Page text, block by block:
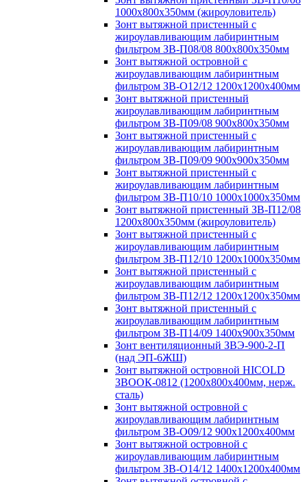
1000х800х350мм (жироуловитель)
Зонт вытяжной пристенный с
жироулавливающим лабиринтным
фильтром ЗВ-П08/08 800х800х350мм
Зонт вытяжной островной с
жироулавливающим лабиринтным
фильтром ЗВ-О12/12 1200х1200х400мм
Зонт вытяжной пристенный
жироулавливающим лабиринтным
фильтром ЗВ-П09/08 900х800х350мм
Зонт вытяжной пристенный с
жироулавливающим лабиринтным
фильтром ЗВ-П09/09 900х900х350мм
Зонт вытяжной пристенный с
жироулавливающим лабиринтным
фильтром ЗВ-П10/10 1000х1000х350мм
Зонт вытяжной пристенный ЗВ-П12/08
1200х800х350мм (жироуловитель)
Зонт вытяжной пристенный с
жироулавливающим лабиринтным
фильтром ЗВ-П12/10 1200х1000х350мм
Зонт вытяжной пристенный с
жироулавливающим лабиринтным
фильтром ЗВ-П12/12 1200х1200х350мм
Зонт вытяжной пристенный с
жироулавливающим лабиринтным
фильтром ЗВ-П14/09 1400х900х350мм
Зонт вентиляционный ЗВЭ-900-2-П
(над ЭП-6ЖШ)
Зонт вытяжной островной HICOLD
ЗВООК-0812 (1200х800x400мм, нерж.
сталь)
Зонт вытяжной островной с
жироулавливающим лабиринтным
фильтром ЗВ-О09/12 900х1200х400мм
Зонт вытяжной островной с
жироулавливающим лабиринтным
фильтром ЗВ-О14/12 1400х1200х400мм